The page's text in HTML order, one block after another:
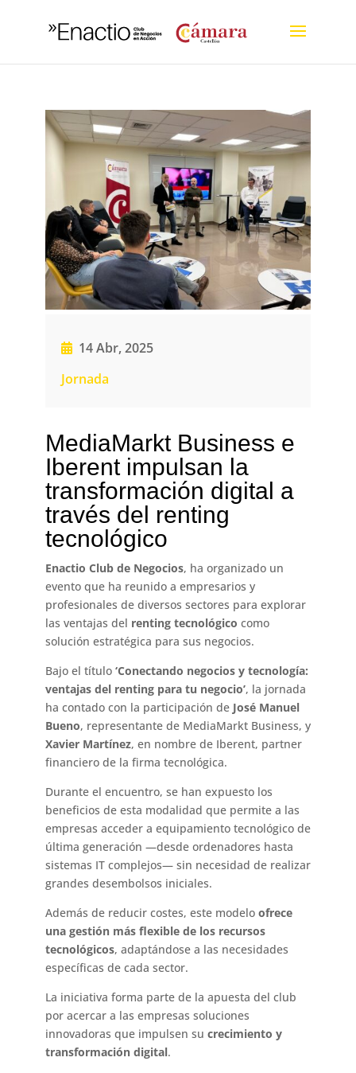
14 Abr, 2025
Jornada
MediaMarkt Business e
Iberent impulsan la
transformación digital a
través del renting
tecnológico
Enactio Club de Negocios, ha organizado un
evento que ha reunido a empresarios y
profesionales de diversos sectores para explorar
las ventajas del renting tecnológico como
solución estratégica para sus negocios.
Bajo el título ‘Conectando negocios y tecnología:
ventajas del renting para tu negocio’, la jornada
ha contado con la participación de José Manuel
Bueno, representante de MediaMarkt Business, y
Xavier Martínez, en nombre de Iberent, partner
financiero de la firma tecnológica.
Durante el encuentro, se han expuesto los
beneficios de esta modalidad que permite a las
empresas acceder a equipamiento tecnológico de
última generación —desde ordenadores hasta
sistemas IT complejos— sin necesidad de realizar
grandes desembolsos iniciales.
Además de reducir costes, este modelo ofrece
una gestión más flexible de los recursos
tecnológicos, adaptándose a las necesidades
específicas de cada sector.
La iniciativa forma parte de la apuesta del club
por acercar a las empresas soluciones
innovadoras que impulsen su crecimiento y
transformación digital.